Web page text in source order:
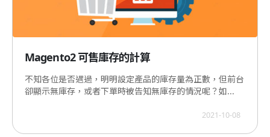
Magento2 可售庫存的計算
不知各位是否遇過，明明設定產品的庫存量為正數，但前台
卻顯示無庫存，或者下單時被告知無庫存的情況呢？如...
2021-10-08